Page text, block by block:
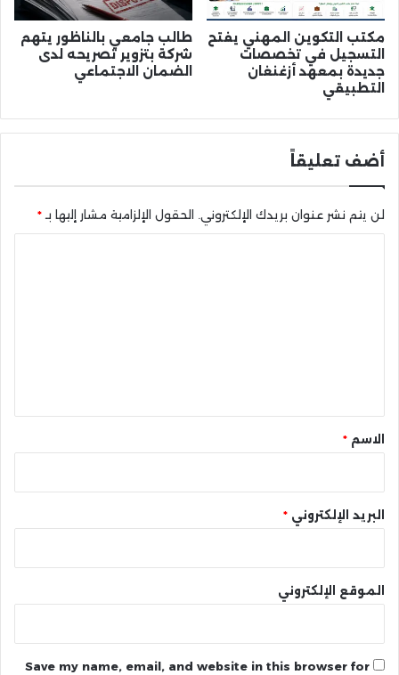
مكتب التكوين المهني يفتح
التسجيل في تخصصات
جديدة بمعهد أزغنغان
التطبيقي
طالب جامعي بالناظور يتهم
شركة بتزوير تصريحه لدى
الضمان الاجتماعي
أضف تعليقاً
لن يتم نشر عنوان بريدك الإلكتروني. الحقول الإلزامية مشار إليها بـ*
* الاسم *
البريد الإلكتروني *
الموقع الإلكتروني
Save my name, email, and website in this browser for